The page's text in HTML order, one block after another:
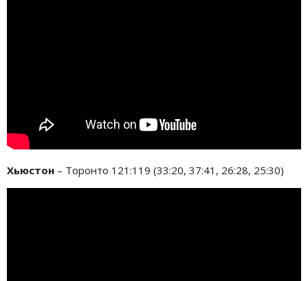
Хьюстон – Торонто 121:119 (33:20, 37:41, 26:28, 25:30)